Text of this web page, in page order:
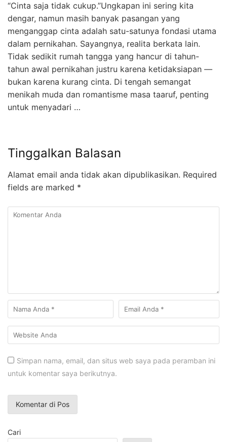
“Cinta saja tidak cukup.”Ungkapan ini sering kita
dengar, namun masih banyak pasangan yang
menganggap cinta adalah satu-satunya fondasi utama
dalam pernikahan. Sayangnya, realita berkata lain.
Tidak sedikit rumah tangga yang hancur di tahun-
tahun awal pernikahan justru karena ketidaksiapan —
bukan karena kurang cinta. Di tengah semangat
menikah muda dan romantisme masa taaruf, penting
untuk menyadari …
Tinggalkan Balasan
Alamat email anda tidak akan dipublikasikan. Required
fields are marked *
Simpan nama, email, dan situs web saya pada peramban ini
untuk komentar saya berikutnya.
Cari